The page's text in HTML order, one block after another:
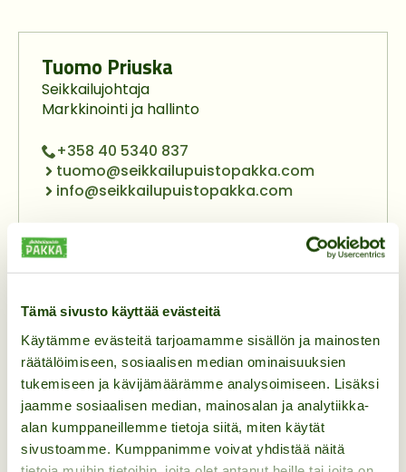
Tämä sivusto käyttää evästeitä
Käytämme evästeitä tarjoamamme sisällön ja mainosten
räätälöimiseen, sosiaalisen median ominaisuuksien
tukemiseen ja kävijämäärämme analysoimiseen. Lisäksi
jaamme sosiaalisen median, mainosalan ja analytiikka-
alan kumppaneillemme tietoja siitä, miten käytät
sivustoamme. Kumppanimme voivat yhdistää näitä
Tuomo Priuska
Seikkailujohtaja
Markkinointi ja hallinto
+358 40 5340 837
tuomo@seikkailupuistopakka.com
info@seikkailupuistopakka.com
Tiia Priuska
Seikkailuemäntä
Myynti ja kahvilapalvelut
+358 45 1121 599
tiia@seikkailupuistopakka.com
myynti@seikkailupuistopakka.com